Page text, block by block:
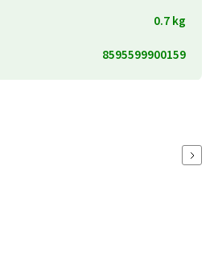
0.7 kg
8595599900159
Next